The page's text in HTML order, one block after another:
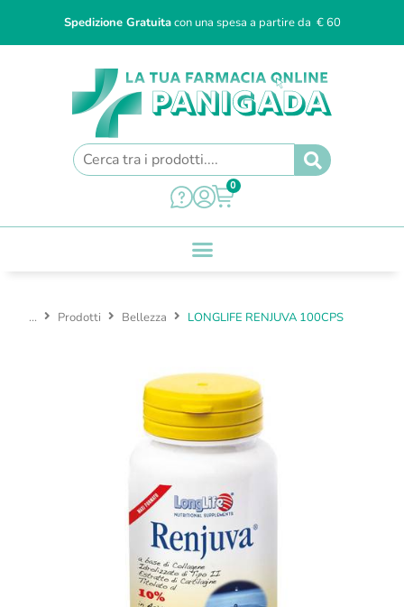
Spedizione Gratuitacon una spesa a partire da € 60
0
... Prodotti Bellezza LONGLIFE RENJUVA 100CPS